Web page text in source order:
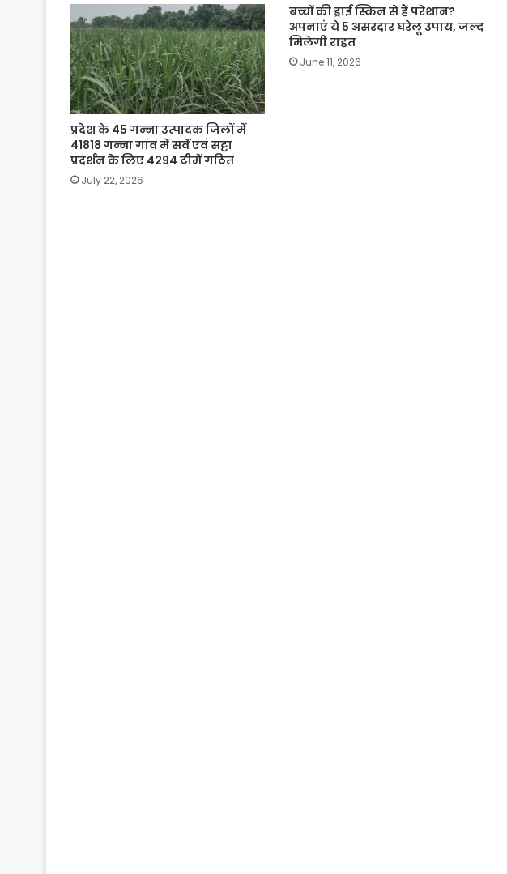
प्रदेश के 45 गन्ना उत्पादक जिलों में
41818 गन्ना गांव में सर्वे एवं सट्टा
प्रदर्शन के लिए 4294 टीमें गठित
July 22, 2026
बच्चों की ड्राई स्किन से हैं परेशान?
अपनाएं ये 5 असरदार घरेलू उपाय, जल्द
मिलेगी राहत
June 11, 2026